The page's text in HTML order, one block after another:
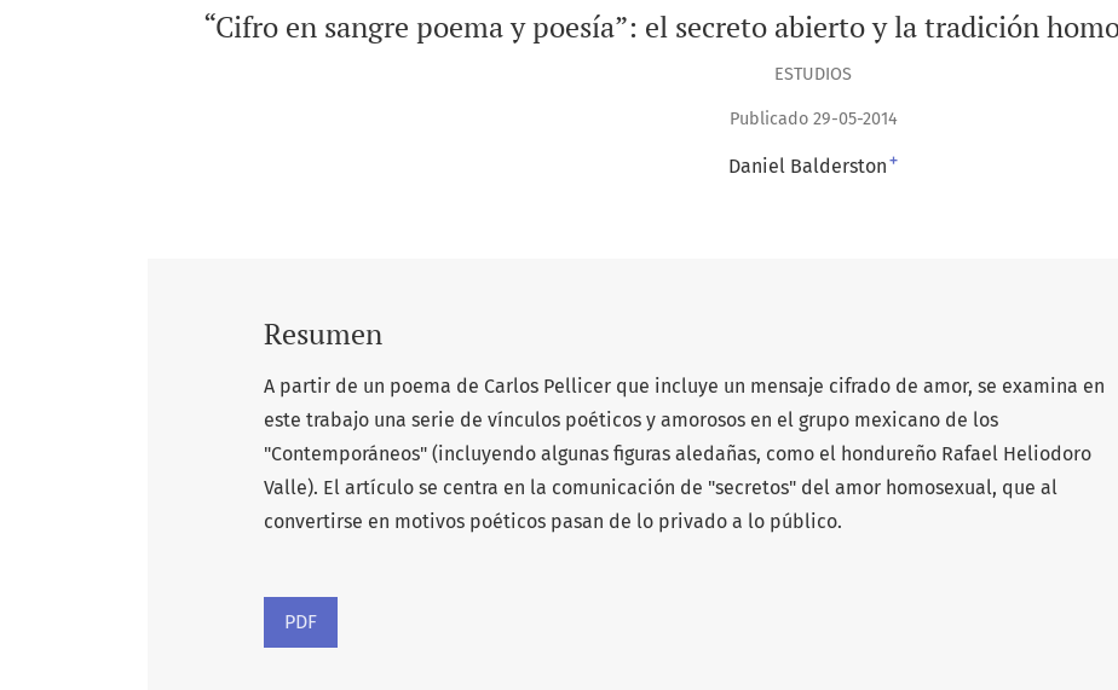
“Cifro en sangre poema y poesía”: el secreto abierto y la tradición
ESTUDIOS
Publicado 29-05-2014
Daniel Balderston +
Resumen
A partir de un poema de Carlos Pellicer que incluye un mensaje cifrado de amor, se examina en
este trabajo una serie de vínculos poéticos y amorosos en el grupo mexicano de los
"Contemporáneos" (incluyendo algunas figuras aledañas, como el hondureño Rafael Heliodoro
Valle). El artículo se centra en la comunicación de "secretos" del amor homosexual, que al
convertirse en motivos poéticos pasan de lo privado a lo público.
PDF